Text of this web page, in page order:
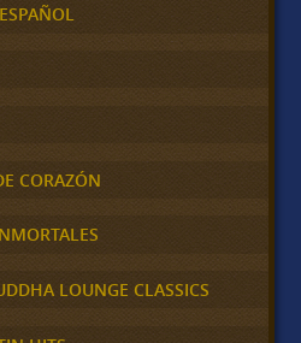
CORAZÓN
LOUNGE CLASSICS